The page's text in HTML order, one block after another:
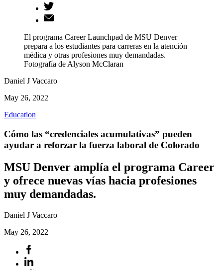
El programa Career Launchpad de MSU Denver
prepara a los estudiantes para carreras en la atención
médica y otras profesiones muy demandadas.
Fotografía de Alyson McClaran
Daniel J Vaccaro
May 26, 2022
Education
Cómo las “credenciales acumulativas” pueden
ayudar a reforzar la fuerza laboral de Colorado
MSU Denver amplía el programa Career
y ofrece nuevas vías hacia profesiones
muy demandadas.
Daniel J Vaccaro
May 26, 2022